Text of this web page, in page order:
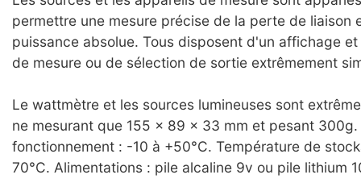
permettre une mesure précise de la perte de liaison
puissance absolue. Tous disposent d'un affichage
de mesure ou de sélection de sortie extrêmement
Le wattmètre et les sources lumineuses sont
ne mesurant que 155 x 89 x 33 mm et pesant
fonctionnement : -10 à +50°C. Température de
70°C. Alimentations : pile alcaline 9v ou pile lithium